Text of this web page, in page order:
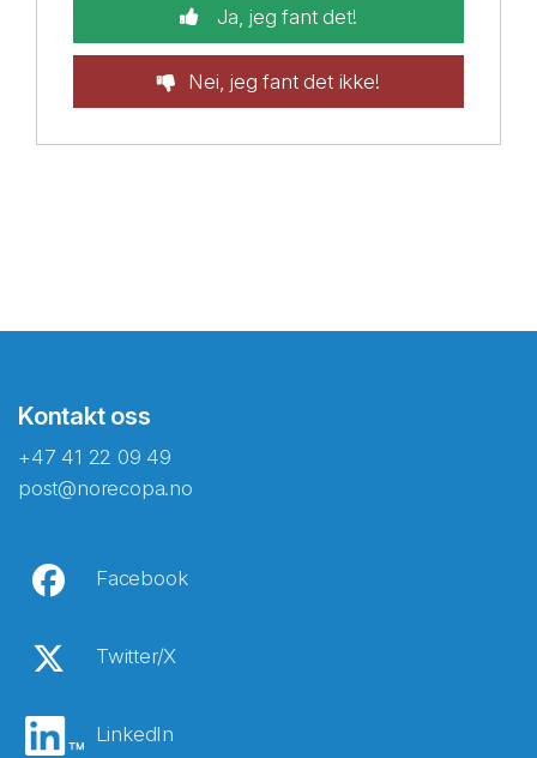
Ja, jeg fant det!
Nei, jeg fant det ikke!
Kontakt oss
+47 41 22 09 49
post@norecopa.no
Facebook
Twitter/X
LinkedIn